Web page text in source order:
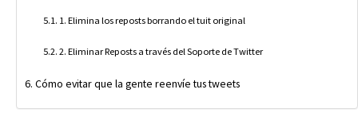
1. Elimina los reposts borrando el tuit original
2. Eliminar Reposts a través del Soporte de Twitter
Cómo evitar que la gente reenvíe tus tweets